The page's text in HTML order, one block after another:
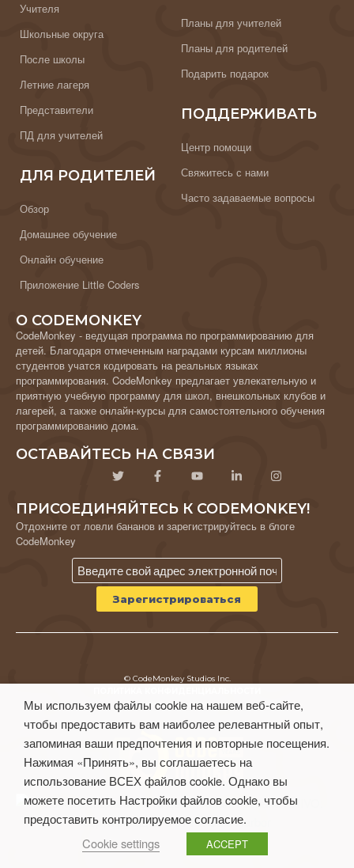
Учителя
Школьные округа
После школы
Летние лагеря
Представители
ПД для учителей
ДЛЯ РОДИТЕЛЕЙ
Обзор
Домашнее обучение
Онлайн обучение
Приложение Little Coders
Планы для учителей
Планы для родителей
Подарить подарок
ПОДДЕРЖИВАТЬ
Центр помощи
Свяжитесь с нами
Часто задаваемые вопросы
О CODEMONKEY
CodeMonkey - ведущая программа по программированию для
детей. Благодаря отмеченным наградами курсам миллионы
студентов учатся кодировать на реальных языках
программирования. CodeMonkey предлагает увлекательную и
приятную учебную программу для школ, внешкольных клубов и
лагерей, а также онлайн-курсы для самостоятельного обучения
программированию дома.
ОСТАВАЙТЕСЬ НА СВЯЗИ
ПРИСОЕДИНЯЙТЕСЬ К CODEMONKEY!
Отдохните от ловли бананов и зарегистрируйтесь в блоге
CodeMonkey
© CodeMonkey Studios Inc.
Условия использования
Мы используем файлы cookie на нашем веб-сайте,
чтобы предоставить вам наиболее релевантный опыт,
запоминая ваши предпочтения и повторные посещения.
Нажимая «Принять», вы соглашаетесь на
использование ВСЕХ файлов cookie. Однако вы
можете посетить Настройки файлов cookie, чтобы
предоставить контролируемое согласие.
Cookie settings
ACCEPT